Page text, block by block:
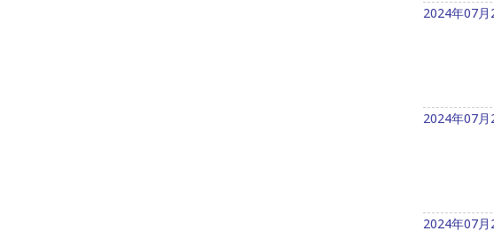
2024年07月
2024年07月
2024年07月